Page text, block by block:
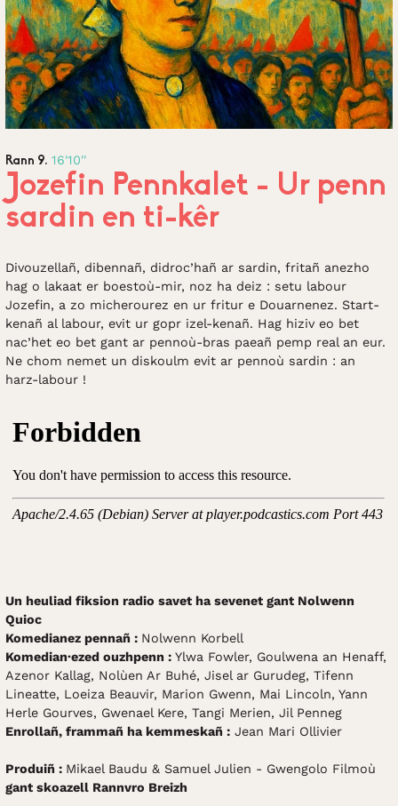
Rann 9. 16'10''
Jozefin Pennkalet - Ur penn
sardin en ti-kêr
Divouzellañ, dibennañ, didroc’hañ ar sardin, fritañ anezho
hag o lakaat er boestoù-mir, noz ha deiz : setu labour
Jozefin, a zo micherourez en ur fritur e Douarnenez. Start-
kenañ al labour, evit ur gopr izel-kenañ. Hag hiziv eo bet
nac’het eo bet gant ar pennoù-bras paeañ pemp real an eur.
Ne chom nemet un diskoulm evit ar pennoù sardin : an
harz-labour !
Un heuliad fiksion radio savet ha sevenet gant Nolwenn
Quioc
Komedianez pennañ : Nolwenn Korbell
Komedian·ezed ouzhpenn :Ylwa Fowler, Goulwena an Henaff,
Azenor Kallag, Nolùen Ar Buhé, Jisel ar Gurudeg, Tifenn
Lineatte, Loeiza Beauvir, Marion Gwenn, Mai Lincoln, Yann
Herle Gourves, Gwenael Kere, Tangi Merien, Jil Penneg
Enrollañ, frammañ ha kemmeskañ : Jean Mari Ollivier
Produiñ : Mikael Baudu & Samuel Julien - Gwengolo Filmoù
gant skoazell Rannvro Breizh